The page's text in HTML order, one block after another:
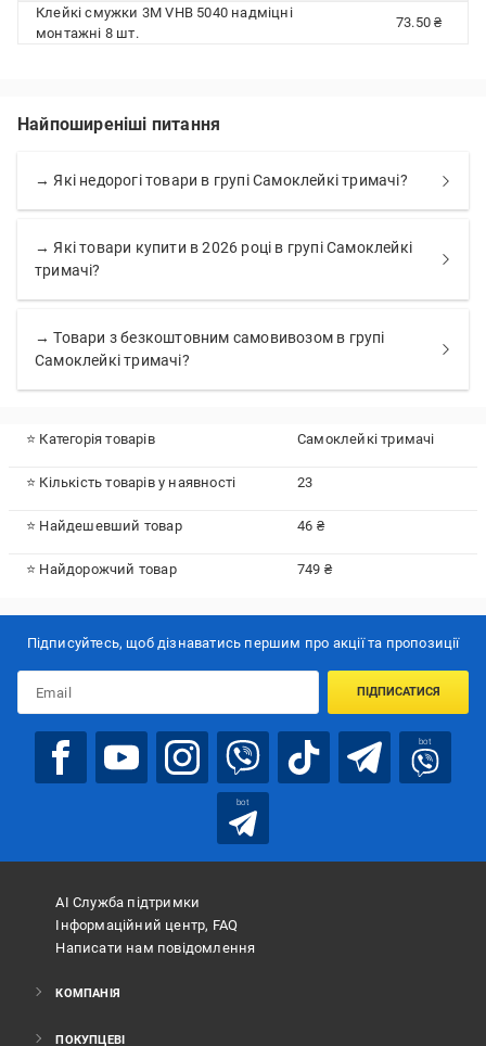
Клейкі смужки 3M VHB 5040 надміцні
монтажні 8 шт.
73.50 ₴
Найпоширеніші питання
→ Які недорогі товари в групі Самоклейкі тримачі?
→ Які товари купити в 2026 році в групі Самоклейкі
тримачі?
→ Товари з безкоштовним самовивозом в групі
Самоклейкі тримачі?
⭐ Категорія товарів Самоклейкі тримачі
⭐ Кількість товарів у наявності 23
⭐ Найдешевший товар 46 ₴
⭐ Найдорожчий товар 749 ₴
Підписуйтесь, щоб дізнаватись першим про акції та пропозиції
ПІДПИСАТИСЯ
bot
bot
АІ Служба підтримки
Інформаційний центр, FAQ
Написати нам повідомлення
КОМПАНІЯ
ПОКУПЦЕВІ